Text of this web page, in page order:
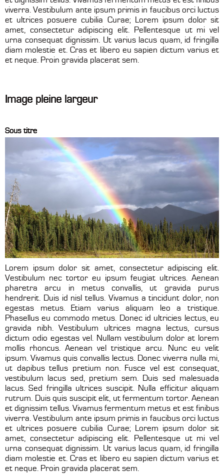
viverra. Vestibulum ante ipsum primis in faucibus orci luctus
et ultrices posuere cubilia Curae; Lorem ipsum dolor sit
amet, consectetur adipiscing elit. Pellentesque ut mi vel
urna consequat dignissim. Ut varius lacus quam, id fringilla
diam molestie et. Cras et libero eu sapien dictum varius et
et neque. Proin gravida placerat sem.
Image pleine largeur
Sous titre
Lorem ipsum dolor sit amet, consectetur adipiscing elit.
Vestibulum nec tortor eu ipsum feugiat ultrices. Aenean
pharetra arcu in metus convallis, ut gravida purus
hendrerit. Duis id nisl tellus. Vivamus a tincidunt dolor, non
egestas metus. Etiam varius aliquam leo a tristique.
Phasellus eu commodo metus. Donec id ultricies lectus, eu
gravida nibh. Vestibulum ultrices magna lectus, cursus
dictum odio egestas vel. Nullam vestibulum dolor at lorem
mollis rhoncus. Aenean vel tristique arcu. Nunc eu velit
ipsum. Vivamus quis convallis lectus. Donec viverra nulla mi,
ut dapibus tellus pretium non. Fusce vel est consequat,
vestibulum lacus sed, pretium sem. Duis sed malesuada
lacus. Sed fringilla ultrices suscipit. Nulla efficitur aliquam
rutrum. Duis quis suscipit elit, ut fermentum tortor. Aenean
et dignissim tellus. Vivamus fermentum metus et est finibus
viverra. Vestibulum ante ipsum primis in faucibus orci luctus
et ultrices posuere cubilia Curae; Lorem ipsum dolor sit
amet, consectetur adipiscing elit. Pellentesque ut mi vel
urna consequat dignissim. Ut varius lacus quam, id fringilla
diam molestie et. Cras et libero eu sapien dictum varius et
et neque. Proin gravida placerat sem.